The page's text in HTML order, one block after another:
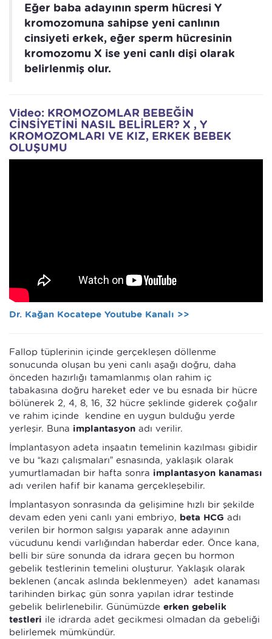
Eğer baba adayının sperm hücresi Y
kromozomuna sahipse yeni canlının
cinsiyeti erkek, eğer sperm hücresinin
kromozomu X ise yeni canlı dişi olarak
belirlenmiş olur.
Video: KROMOZOMLAR BEBEĞİN
CİNSİYETİNİ NASIL BELİRLER? X , Y
KROMOZOMLARI VE KIZ, ERKEK BEBEK
OLUŞUMU
Dr. Kağan Kocatepe Youtube Kanalı >>
Fallop tüplerinin içinde gerçekleşen döllenme
sonucunda oluşan bu yeni canlı aşağı doğru, daha
önceden hazırlığı tamamlanmış olan rahim iç
tabakasına doğru hareket eder ve bu esnada bir hücre
bölünerek 2, 4, 8, 16, 32 hücre şeklinde giderek çoğalır
ve rahim içinde kendine en uygun bulduğu yerde
yerleşir. Buna implantasyon adı verilir.
İmplantasyon adeta inşaatın temelinin kazılması gibidir
ve bu “kazı çalışmaları” esnasında, yaklaşık olarak
yumurtlamadan bir hafta sonra implantasyon kanaması
adı verilen hafif bir kanama gerçekleşebilir.
İmplantasyon sonrasında da gelişimine hızlı bir şekilde
devam eden yeni canlı yani embriyo, beta HCG adı
verilen bir hormon salgısı yaparak anne adayının
vücudunu kendi varlığından haberdar eder. Önce kana,
belli bir süre sonunda da idrara geçen bu hormon
gebelik testlerinin temelini oluşturur. Yaklaşık olarak
beklenen (ancak aslında beklenmeyen) adet kanaması
tarihinden birkaç gün sonra yapılan idrar testinde
gebelik belirlenebilir. Günümüzde erken gebelik
testleri ile idrarda adet gecikmesi olmadan da gebeliği
belirlemek mümkündür.